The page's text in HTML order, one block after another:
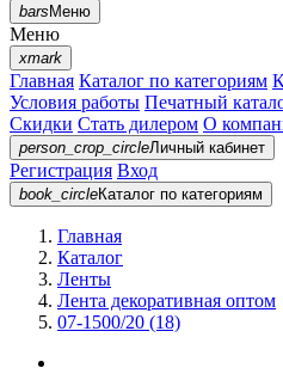
barsМеню
Меню
xmark
Главная Каталог по категориям
Условия работы Печатный
Скидки Стать дилером О
person_crop_circleЛичный кабинет
Регистрация Вход
book_circleКаталог по категориям
Главная
Каталог
Ленты
Лента декоративная оптом
07-1500/20 (18)